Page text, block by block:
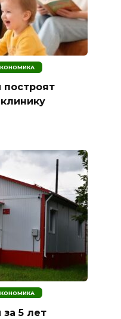
построят
за 5 лет